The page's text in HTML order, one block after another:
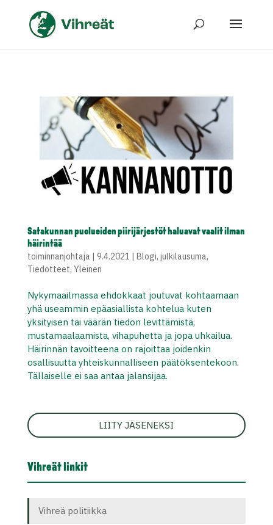
Satakunnan puolueiden piirijärjestöt haluavat vaalit ilman
häirintää
toiminnanjohtaja | 9.4.2021 | Blogi, julkilausuma,
Tiedotteet, Yleinen
Nykymaailmassa ehdokkaat joutuvat kohtaamaan
yhä useammin epäasiallista kohtelua kuten
yksityisen tai väärän tiedon levittämistä,
mustamaalaamista, vihapuhetta ja jopa uhkailua.
Häirinnän tavoitteena on rajoittaa joidenkin
osallisuutta yhteiskunnalliseen päätöksentekoon.
Tällaiselle ei saa antaa jalansijaa.
LIITY JÄSENEKSI
Vihreät linkit
Vihreä politiikka